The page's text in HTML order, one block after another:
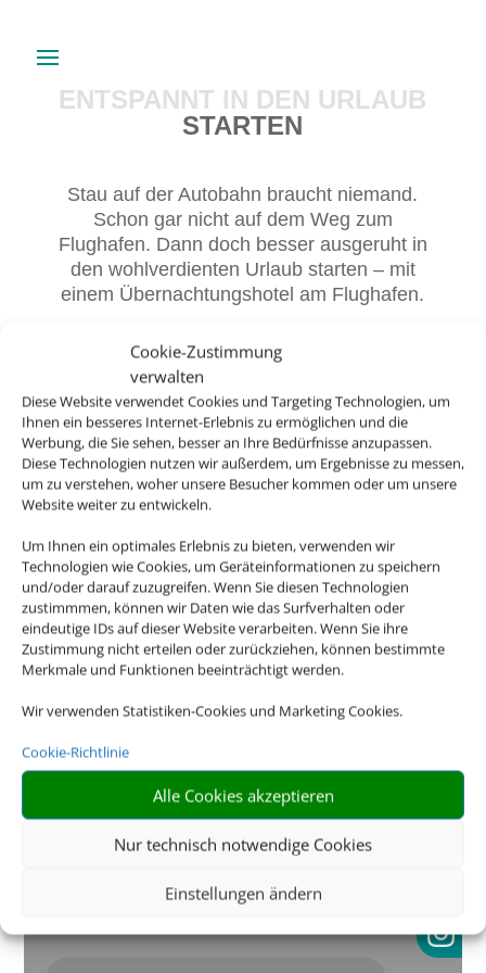
Cookie-Zustimmung
verwalten
Diese Website verwendet Cookies und Targeting Technologien, um
Ihnen ein besseres Internet-Erlebnis zu ermöglichen und die
Werbung, die Sie sehen, besser an Ihre Bedürfnisse anzupassen.
Diese Technologien nutzen wir außerdem, um Ergebnisse zu messen,
um zu verstehen, woher unsere Besucher kommen oder um unsere
Website weiter zu entwickeln.
Um Ihnen ein optimales Erlebnis zu bieten, verwenden wir
Technologien wie Cookies, um Geräteinformationen zu speichern
und/oder darauf zuzugreifen. Wenn Sie diesen Technologien
zustimmmen, können wir Daten wie das Surfverhalten oder
eindeutige IDs auf dieser Website verarbeiten. Wenn Sie ihre
Zustimmung nicht erteilen oder zurückziehen, können bestimmte
Merkmale und Funktionen beeinträchtigt werden.
Wir verwenden Statistiken-Cookies und Marketing Cookies.
Cookie-Richtlinie
Alle Cookies akzeptieren
Nur technisch notwendige Cookies
Einstellungen ändern
ENTSPANNT IN DEN URLAUB
STARTEN
Stau auf der Autobahn braucht niemand.
Schon gar nicht auf dem Weg zum
Flughafen. Dann doch besser ausgeruht in
den wohlverdienten Urlaub starten – mit
einem Übernachtungshotel am Flughafen.
Öffnungszeiten
Kontakt